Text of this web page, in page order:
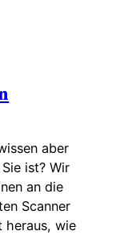
aber
ist? Wir
an die
Scanner
heraus, wie